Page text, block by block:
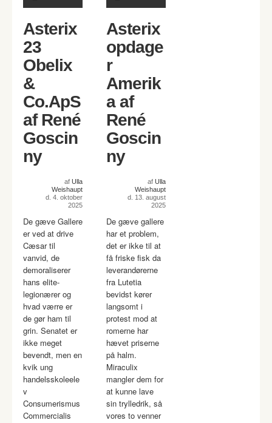
Asterix
23
Obelix
&
Co.ApS
af René
Goscin
ny
af Ulla
Weishaupt
d. 4. oktober
2025
De gæve Gallere
er ved at drive
Cæsar til
vanvid, de
demoraliserer
hans elite-
legionærer og
hvad værre er
de gør ham til
grin. Senatet er
ikke meget
bevendt, men en
kvik ung
handelsskoleele
v
Consumerismus
Commercialis
Asterix
opdage
r
Amerik
a af
René
Goscin
ny
af Ulla
Weishaupt
d. 13. august
2025
De gæve gallere
har et problem,
det er ikke til at
få friske fisk da
leverandørerne
fra Lutetia
bevidst kører
langsomt i
protest mod at
romerne har
hævet priserne
på halm.
Miraculix
mangler dem for
at kunne lave
sin trylledrik, så
vores to venner